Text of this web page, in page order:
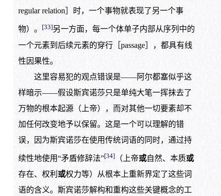
regular relation］时，一个事物就表现了另一个事
物）。 [33]另一方面，每一个体单子内部从序列中的
一个元素到后续元素的穿行［passage］，都具有线
性因果性。
这里容易犯的观点错误是——阿尔都塞似乎这
样暗示——假设斯宾诺莎只是单纯大笔一挥抹去了
万物的根本起源（上帝），而对其他一切要素却不
加任何改变地予以保留。这是一个可以理解的错
误，因为斯宾诺莎在使用传统词语的同时，通过持
续性地使用“矛盾修辞法”[34]（上帝或自然、本质或
存在、权利 或权力等）从根本上重新界定了这些词
语的含义。斯宾诺莎解构和重构这些关键概念的工